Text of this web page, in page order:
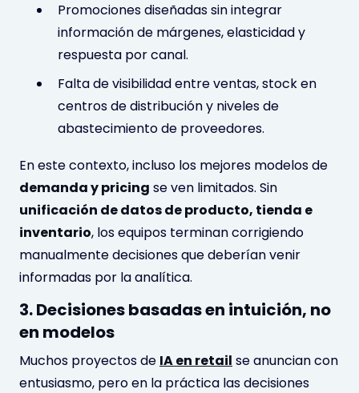
Promociones diseñadas sin integrar
información de márgenes, elasticidad y
respuesta por canal.
Falta de visibilidad entre ventas, stock en
centros de distribución y niveles de
abastecimiento de proveedores.
En este contexto, incluso los mejores modelos de
demanda y pricing se ven limitados. Sin
unificación de datos de producto, tienda e
inventario, los equipos terminan corrigiendo
manualmente decisiones que deberían venir
informadas por la analítica.
3. Decisiones basadas en intuición, no
en modelos
Muchos proyectos de IA en retail se anuncian con
entusiasmo, pero en la práctica las decisiones